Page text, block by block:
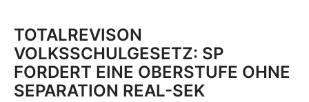
TOTALREVISON
VOLKSSCHULGESETZ: SP
FORDERT EINE OBERSTUFE OHNE
SEPARATION REAL-SEK